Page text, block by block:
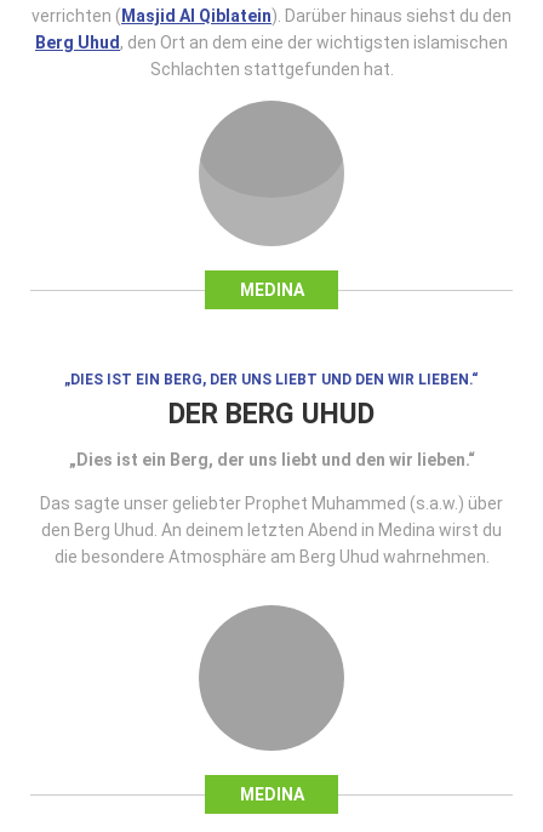
MEDINA
verrichten ( Masjid Al Qiblatein). Darüber hinaus siehst du den
Berg Uhud , den Ort an dem eine der wichtigsten islamischen
Schlachten stattgefunden hat.
MEDINA
„DIES IST EIN BERG, DER UNS LIEBT UND DEN WIR LIEBEN.“
DER BERG UHUD
„Dies ist ein Berg, der uns liebt und den wir lieben.“
Das sagte unser geliebter Prophet Muhammed (s.a.w.) über
den Berg Uhud. An deinem letzten Abend in Medina wirst du
die besondere Atmosphäre am Berg Uhud wahrnehmen.